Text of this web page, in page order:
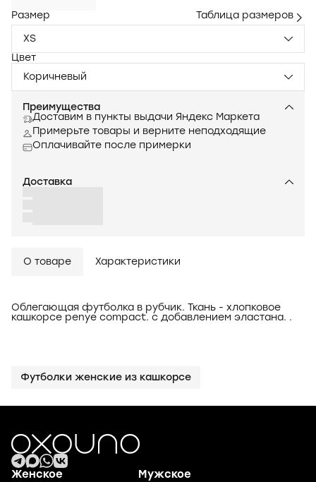
Размер
Таблица размеров
XS
Цвет
Коричневый
Преимущества
Доставим в пункты выдачи Яндекс Маркета
Примерьте товары и верните неподходящие
Оплачивайте после примерки
Доставка
О товаре Характеристики
Облегающая футболка в рубчик. Ткань - хлопковое
кашкорсе penye compact. с добавлением эластана. .
Футболки женские из кашкорсе
Женское Мужское